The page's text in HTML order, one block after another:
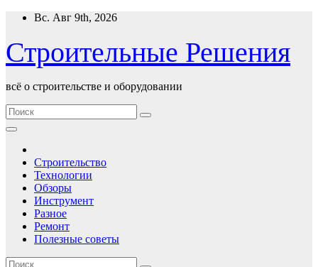
Перейти
содержимому
Вс. Авг 9th, 2026
Строительные Решения
всё о строительстве и оборудовании
Строительство
Технологии
Обзоры
Инструмент
Разное
Ремонт
Полезные советы